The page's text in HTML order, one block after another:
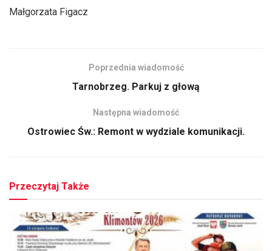
Małgorzata Figacz
Poprzednia wiadomość
Tarnobrzeg. Parkuj z głową
Następna wiadomość
Ostrowiec Św.: Remont w wydziale komunikacji.
Przeczytaj Także